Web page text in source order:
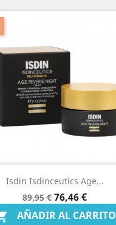
Isdin Isdinceutics Age...
Precio
base
89,95 € Precio
76,46 €
AÑADIR AL CARRITO